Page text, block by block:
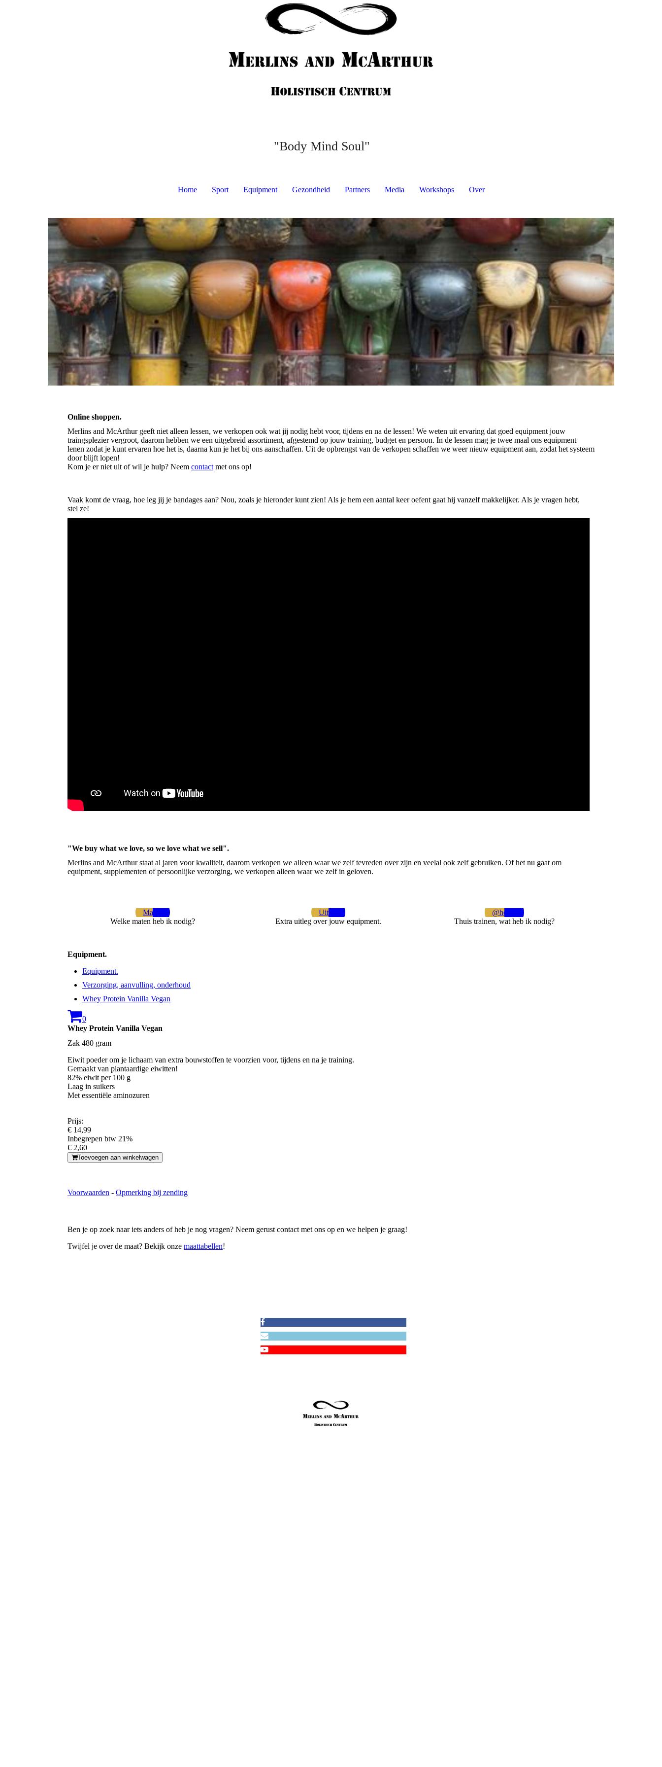
"Body Mind Soul"
Home Sport Equipment Gezondheid Partners Media Workshops Over
Online shoppen.
Merlins and McArthur geeft niet alleen lessen, we verkopen ook wat jij nodig hebt voor, tijdens en na de lessen! We weten uit ervaring dat goed equipment jouw
traingsplezier vergroot, daarom hebben we een uitgebreid assortiment, afgestemd op jouw training, budget en persoon. In de lessen mag je twee maal ons equipment
lenen zodat je kunt ervaren hoe het is, daarna kun je het bij ons aanschaffen. Uit de opbrengst van de verkopen schaffen we weer nieuw equipment aan, zodat het systeem
door blijft lopen!
Kom je er niet uit of wil je hulp? Neem contact met ons op!
Vaak komt de vraag, hoe leg jij je bandages aan? Nou, zoals je hieronder kunt zien! Als je hem een aantal keer oefent gaat hij vanzelf makkelijker. Als je vragen hebt,
stel ze!
"We buy what we love, so we love what we sell".
Merlins and McArthur staat al jaren voor kwaliteit, daarom verkopen we alleen waar we zelf tevreden over zijn en veelal ook zelf gebruiken. Of het nu gaat om
equipment, supplementen of persoonlijke verzorging, we verkopen alleen waar we zelf in geloven.
Maten
Welke maten heb ik nodig?
Uitleg
Extra uitleg over jouw equipment.
@home
Thuis trainen, wat heb ik nodig?
Equipment.
Equipment.
Verzorging, aanvulling, onderhoud
Whey Protein Vanilla Vegan
0
Whey Protein Vanilla Vegan
Zak 480 gram
Eiwit poeder om je lichaam van extra bouwstoffen te voorzien voor, tijdens en na je training.
Gemaakt van plantaardige eiwitten!
82% eiwit per 100 g
Laag in suikers
Met essentiële aminozuren
Prijs:
€ 14,99
Inbegrepen btw 21%
€ 2,60
Toevoegen aan winkelwagen
Voorwaarden - Opmerking bij zending
Ben je op zoek naar iets anders of heb je nog vragen? Neem gerust contact met ons op en we helpen je graag!
Twijfel je over de maat? Bekijk onze maattabellen!